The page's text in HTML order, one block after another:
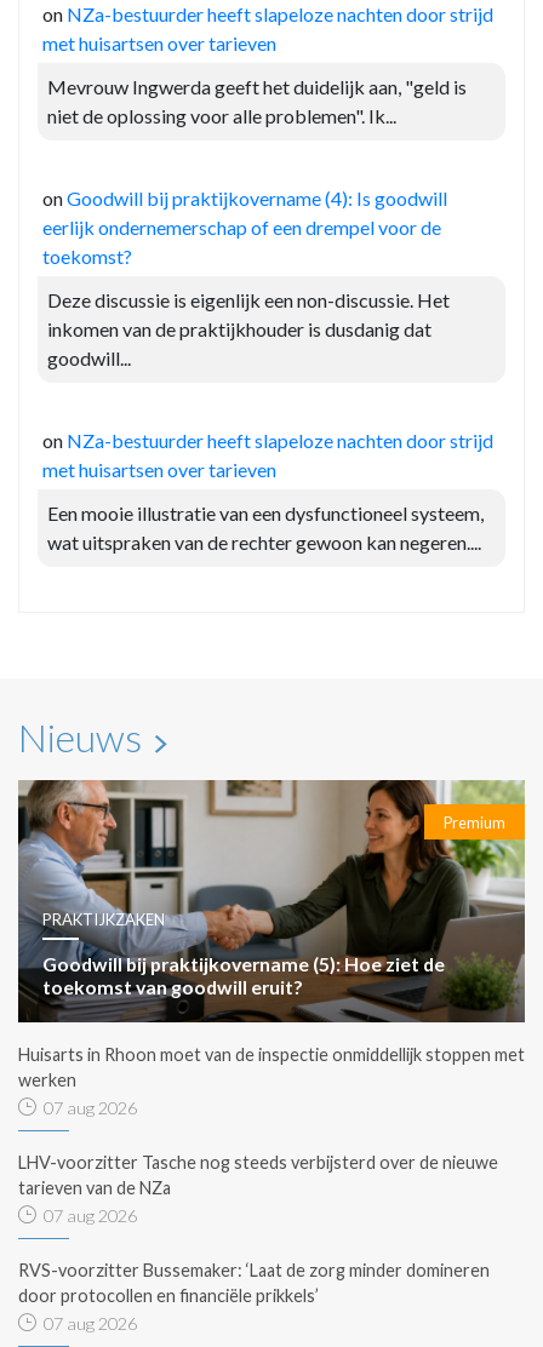
on NZa-bestuurder heeft slapeloze nachten door strijd
met huisartsen over tarieven
Mevrouw Ingwerda geeft het duidelijk aan, "geld is
niet de oplossing voor alle problemen". Ik...
onGoodwill bij praktijkovername (4): Is goodwill
eerlijk ondernemerschap of een drempel voor de
toekomst?
Deze discussie is eigenlijk een non-discussie. Het
inkomen van de praktijkhouder is dusdanig dat
goodwill...
on NZa-bestuurder heeft slapeloze nachten door strijd
met huisartsen over tarieven
Een mooie illustratie van een dysfunctioneel systeem,
wat uitspraken van de rechter gewoon kan negeren....
Nieuws
Premium
PRAKTIJKZAKEN
Goodwill bij praktijkovername (5): Hoe ziet de
toekomst van goodwill eruit?
Huisarts in Rhoon moet van de inspectie onmiddellijk stoppen met
werken
07 aug 2026
LHV-voorzitter Tasche nog steeds verbijsterd over de nieuwe
tarieven van de NZa
07 aug 2026
RVS-voorzitter Bussemaker: ‘Laat de zorg minder domineren
door protocollen en financiële prikkels’
07 aug 2026